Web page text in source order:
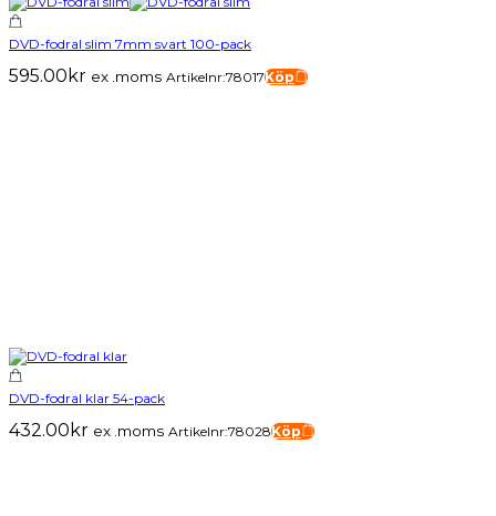
DVD-fodral slim 7mm svart 100-pack
595.00 kr ex .moms Artikelnr:78017Köp
DVD-fodral klar 54-pack
432.00 kr ex .moms Artikelnr:78028Köp